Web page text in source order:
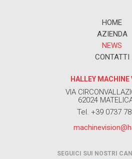
HOME
AZIENDA
NEWS
CONTATTI
HALLEY MACHINE
VIA
62024
Tel. +39 0737
SEGUICI SUI NOSTRI